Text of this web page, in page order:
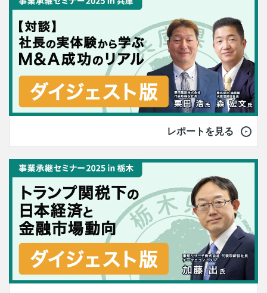
レポートを見る